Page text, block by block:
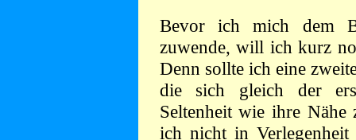
Bevor ich mich dem
zuwende, will ich kurz
Denn sollte ich eine
die sich gleich der
Seltenheit wie ihre Nähe
ich nicht in